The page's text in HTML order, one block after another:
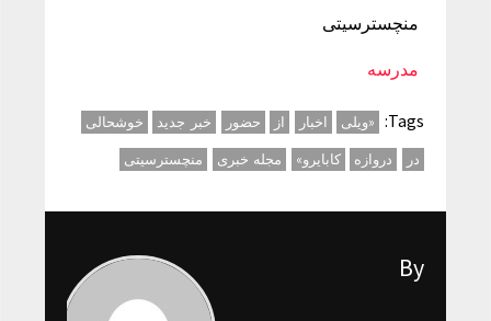
منچسترسیتی
مدرسه
Tags: «ویلی اخبار از حضور خبر جدید
خوشحالی
در
دروازه کابایرو» مجله خبری منچسترسیتی
By